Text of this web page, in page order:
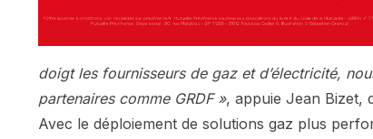
doigt les fournisseurs de gaz et d’électricité,
partenaires comme GRDF », appuie Jean Bizet,
Avec le déploiement de solutions gaz plus